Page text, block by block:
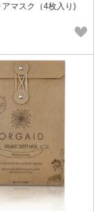
マスク（4枚入り)